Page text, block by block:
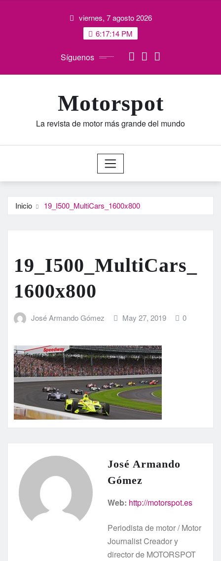
viernes, 7 agosto 2026
6:17:14 PM
Síguenos
Motorspot
La revista de motor más grande del mundo
Inicio 19_I500_MultiCars_1600x800
19_I500_MultiCars_
1600x800
José Armando Gómez May 27, 2019 0
José Armando
Gómez
Web: http://motorspot.es
Periodista de motor / Motor
Journalist Creador y
director de MOTORSPOT